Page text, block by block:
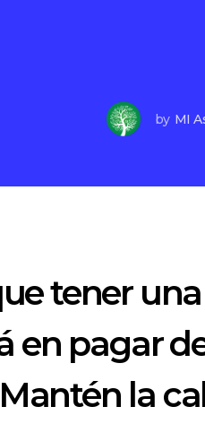
by MI
tener
en pagar
la